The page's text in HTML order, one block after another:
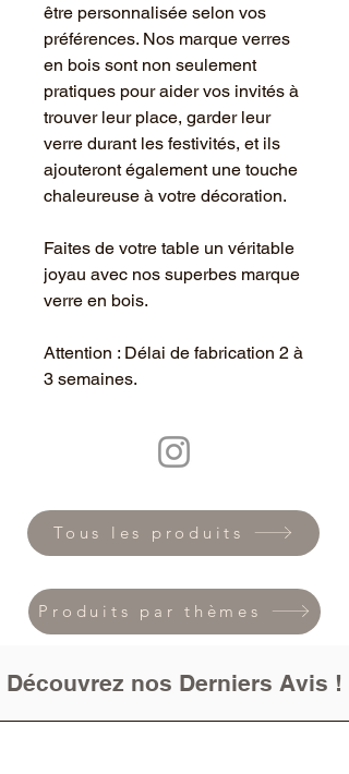
être personnalisée selon vos
préférences. Nos marque verres
en bois sont non seulement
pratiques pour aider vos invités à
trouver leur place, garder leur
verre durant les festivités, et ils
ajouteront également une touche
chaleureuse à votre décoration.
Faites de votre table un véritable
joyau avec nos superbes marque
verre en bois.
Attention : Délai de fabrication 2 à
3 semaines.
Tous les produits
Produits par thèmes
Découvrez nos Derniers Avis !